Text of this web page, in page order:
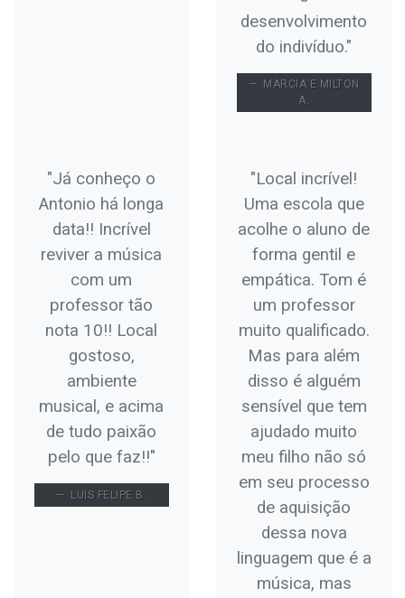
desenvolvimento
do indivíduo."
MARCIA E MILTON
A.
"Já conheço o
Antonio há longa
data!! Incrível
reviver a música
com um
professor tão
nota 10!! Local
gostoso,
ambiente
musical, e acima
de tudo paixão
pelo que faz!!"
LUIS FELIPE B.
"Local incrível!
Uma escola que
acolhe o aluno de
forma gentil e
empática. Tom é
um professor
muito qualificado.
Mas para além
disso é alguém
sensível que tem
ajudado muito
meu filho não só
em seu processo
de aquisição
dessa nova
linguagem que é a
música, mas